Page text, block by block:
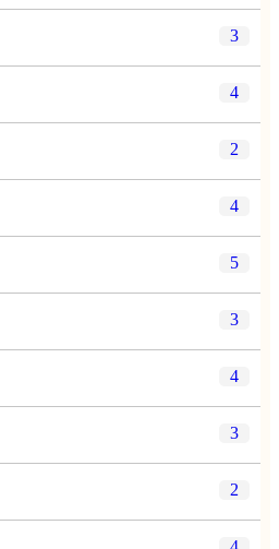
3
4
2
4
5
3
4
3
2